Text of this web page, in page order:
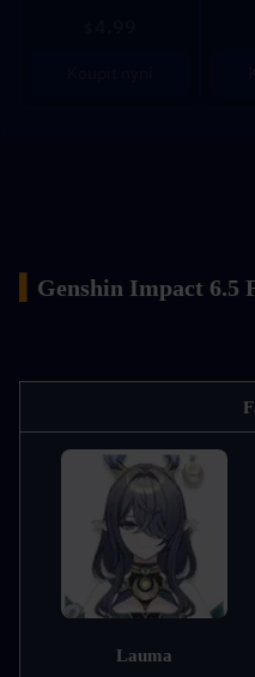
Genshin Impact 6.5
Lauma